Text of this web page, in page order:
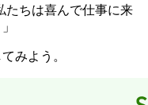
たちは喜んで仕事に来
みよう。